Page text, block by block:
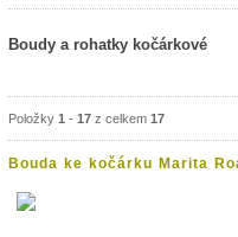
Boudy a rohatky kočárkové
Položky 1 - 17 z celkem 17
Bouda ke kočárku Marita